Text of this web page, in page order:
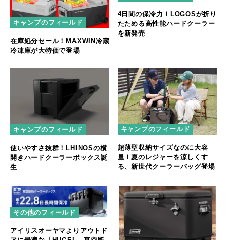
キャンプのフィールド
在庫処分セール！MAXWIN冷蔵
冷凍庫が大特価で登場
4日間の保冷力！LOGOSが折り
たためる高性能ハードクーラー
を新発売
キャンプのフィールド
使いやすさ抜群！LHINOSの横
開きハードクーラーボックス誕
生
キャンプのフィールド
超薄型収納サイズなのに大容
量！夏のレジャーを涼しくす
る、新世代クーラーバッグ登場
その他のフィールド
アイリスオーヤマよりアウトド